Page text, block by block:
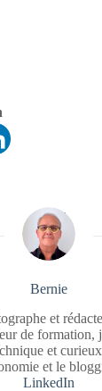
Bernie
et
de formation,
et
et le
LinkedIn